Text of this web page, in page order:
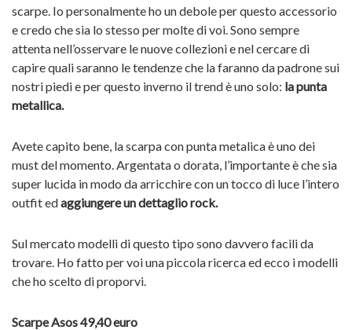
scarpe. Io personalmente ho un debole per questo accessorio
e credo che sia lo stesso per molte di voi. Sono sempre
attenta nell’osservare le nuove collezioni e nel cercare di
capire quali saranno le tendenze che la faranno da padrone sui
nostri piedi e per questo inverno il trend è uno solo: la punta
metallica.
Avete capito bene, la scarpa con punta metalica è uno dei
must del momento. Argentata o dorata, l’importante è che sia
super lucida in modo da arricchire con un tocco di luce l’intero
outfit edaggiungere un dettaglio rock.
Sul mercato modelli di questo tipo sono davvero facili da
trovare. Ho fatto per voi una piccola ricerca ed ecco i modelli
che ho scelto di proporvi.
Scarpe Asos 49,40 euro